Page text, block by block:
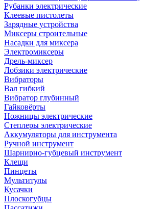
Рубанки электрические
Клеевые пистолеты
Зарядные устройства
Миксеры строительные
Насадки для миксера
Электромиксеры
Дрель-миксер
Лобзики электрические
Вибраторы
Вал гибкий
Вибратор глубинный
Гайковёрты
Ножницы электрические
Степлеры электрические
Аккумуляторы для инструмента
Ручной инструмент
Шарнирно-губцевый инструмент
Клещи
Пинцеты
Мультитулы
Кусачки
Плоскогубцы